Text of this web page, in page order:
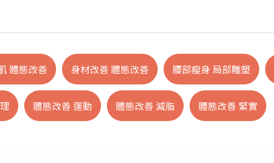
體態改善 身材改善 體態改善 腰部瘦身 局部雕塑
體態改善 運動 體態改善 減脂 體態改善 緊實